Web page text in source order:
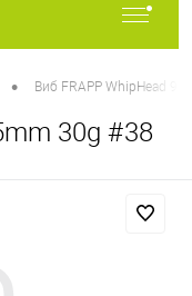
• Виб FRAPP WhipHead
30g #38